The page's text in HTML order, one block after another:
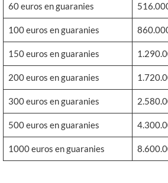
60 euros en guaranies
100 euros en guaranies
150 euros en guaranies
200 euros en guaranies
300 euros en guaranies
500 euros en guaranies
1000 euros en guaranies